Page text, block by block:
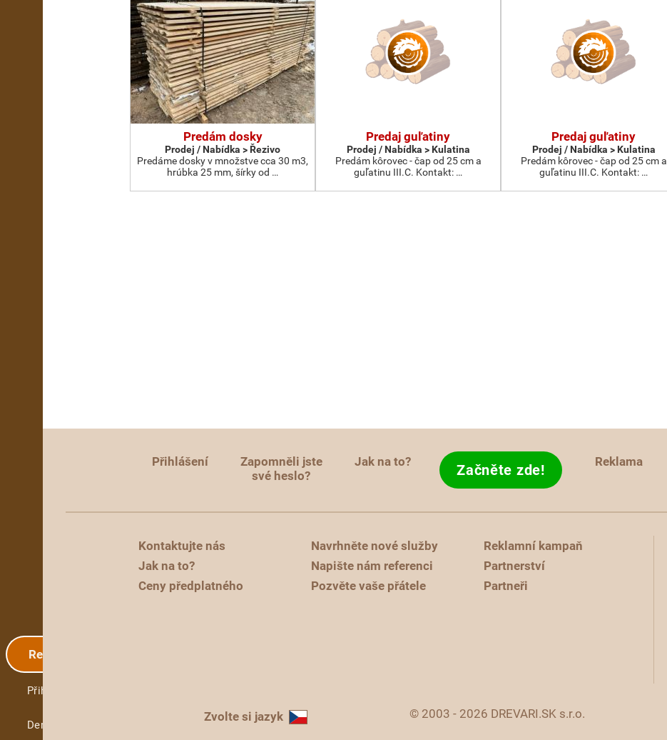
Registrace
Přihlášení
Demo
Predám dosky
Prodej / Nabídka > Řezivo
Predáme dosky v množstve cca 30 m3,
hrúbka 25 mm, šírky od …
Predaj guľatiny
Prodej / Nabídka > Kulatina
Predám kôrovec - čap od 25 cm a
guľatinu III.C. Kontakt: …
Predaj guľatiny
Prodej / Nabídka > Kulatina
Predám kôrovec - čap od 25 cm a
guľatinu III.C. Kontakt: …
Přihlášení
Zapomněli jste
své heslo?
Jak na to? Začněte zde! Reklama
Kontaktujte nás
Jak na to?
Ceny předplatného
Navrhněte nové služby
Napište nám referenci
Pozvěte vaše přátele
Reklamní kampaň
Partnerství
Partneři
Zvolte si jazyk © 2003 - 2026 DREVARI.SK s.r.o.